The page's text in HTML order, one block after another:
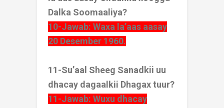
Dalka Soomaaliya?
10-Jawab: Waxa la’aas aasay
20 Desember 1960.
11-Su’aal Sheeg Sanadkii uu
dhacay dagaalkii Dhagax tuur?
11-Jawab: Wuxu dhacay